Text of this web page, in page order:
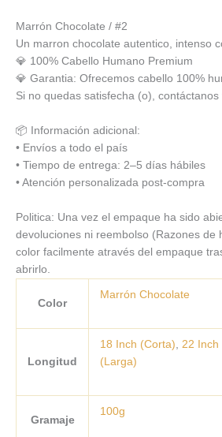
Marrón Chocolate / #2
Un marron chocolate autentico, intenso
💎 100% Cabello Humano Premium
💎 Garantia: Ofrecemos cabello 100%
Si no quedas satisfecha (o),
📦 Información adicional:
• Envíos a todo el país
• Tiempo de entrega: 2–5 días hábiles
• Atención personalizada post-compra
Politica: Una vez el empaque ha sido
devoluciones ni reembolso (Razones de
color facilmente através del empaque
abrirlo.
Color
Marrón Chocolate
Longitud
18 Inch (Corta), 22 Inch
(Larga)
Gramaje
100g